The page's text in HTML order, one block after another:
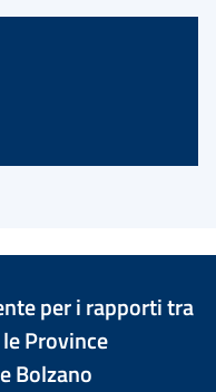
per i rapporti tra
Province
Bolzano